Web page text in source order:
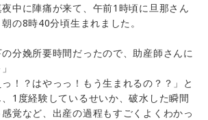
中に陣痛が来て、午前1時頃に旦那さん
の8時40分頃生まれました。
分娩所要時間だったので、助産師さんに
！？はやっっ！もう生まれるの？？」と
1度経験しているせいか、破水した瞬間
覚など、出産の過程もすごくよくわかっ